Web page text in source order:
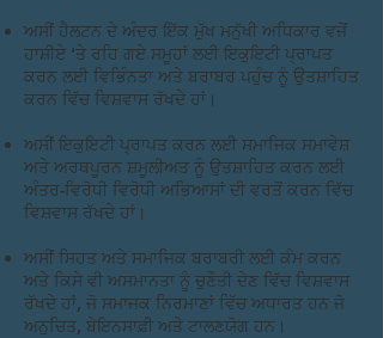
ਅਸੀਂ ਹੈਲਟਨ ਦੇ ਅੰਦਰ ਇੱਕ ਮੁੱਖ ਮਨੁੱਖੀ ਅਧਿਕਾਰ ਵਜੋਂ
ਹਾਸ਼ੀਏ 'ਤੇ ਰਹਿ ਗਏ ਸਮੂਹਾਂ ਲਈ ਇਕੁਇਟੀ ਪ੍ਰਾਪਤ
ਕਰਨ ਲਈ ਵਿਭਿੰਨਤਾ ਅਤੇ ਬਰਾਬਰ ਪਹੁੰਚ ਨੂੰ ਉਤਸ਼ਾਹਿਤ
ਕਰਨ ਵਿੱਚ ਵਿਸ਼ਵਾਸ ਰੱਖਦੇ ਹਾਂ।
ਅਸੀਂ ਇਕੁਇਟੀ ਪ੍ਰਾਪਤ ਕਰਨ ਲਈ ਸਮਾਜਿਕ ਸਮਾਵੇਸ਼
ਅਤੇ ਅਰਥਪੂਰਨ ਸ਼ਮੂਲੀਅਤ ਨੂੰ ਉਤਸ਼ਾਹਿਤ ਕਰਨ ਲਈ
ਅੰਤਰ-ਵਿਰੋਧੀ ਵਿਰੋਧੀ ਅਭਿਆਸਾਂ ਦੀ ਵਰਤੋਂ ਕਰਨ ਵਿੱਚ
ਵਿਸ਼ਵਾਸ ਰੱਖਦੇ ਹਾਂ।
ਅਸੀਂ ਸਿਹਤ ਅਤੇ ਸਮਾਜਿਕ ਬਰਾਬਰੀ ਲਈ ਕੰਮ ਕਰਨ
ਅਤੇ ਕਿਸੇ ਵੀ ਅਸਮਾਨਤਾ ਨੂੰ ਚੁਣੌਤੀ ਦੇਣ ਵਿੱਚ ਵਿਸ਼ਵਾਸ
ਰੱਖਦੇ ਹਾਂ, ਜੋ ਸਮਾਜਕ ਨਿਰਮਾਣਾਂ ਵਿੱਚ ਅਧਾਰਤ ਹਨ ਜੋ
ਅਨੁਚਿਤ, ਬੇਇਨਸਾਫ਼ੀ ਅਤੇ ਟਾਲਣਯੋਗ ਹਨ।